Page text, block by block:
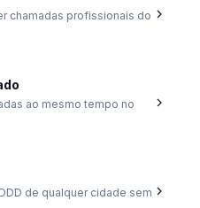
chamadas profissionais do
ao mesmo tempo no
de qualquer cidade sem